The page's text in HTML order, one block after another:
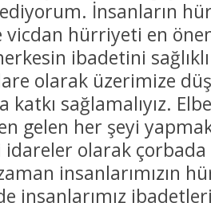
İnsanların
vicdan hürriyeti en
ibadetini
olarak üzerimize
katkı sağlamalıyız.
gelen her şeyi
olarak
insanlarımızın
insanlarımız